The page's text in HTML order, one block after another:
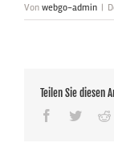
Von webgo-admin |
Teilen Sie diesen
Facebook
Twitter